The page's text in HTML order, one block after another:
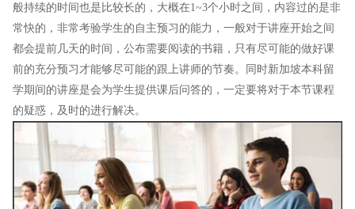
般持续的时间也是比较长的，大概在1~3个小时之间，内容过的是非
常快的，非常考验学生的自主预习的能力，一般对于讲座开始之间
都会提前几天的时间，公布需要阅读的书籍，只有尽可能的做好课
前的充分预习才能够尽可能的跟上讲师的节奏。同时新加坡本科留
学期间的讲座是会为学生提供课后问答的，一定要将对于本节课程
的疑惑，及时的进行解决。